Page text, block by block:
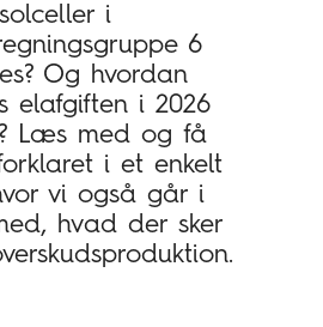
solceller i
6
Og hvordan
elafgiften i 2026
Læs med og få
i et enkelt
vi også går i
hvad der sker